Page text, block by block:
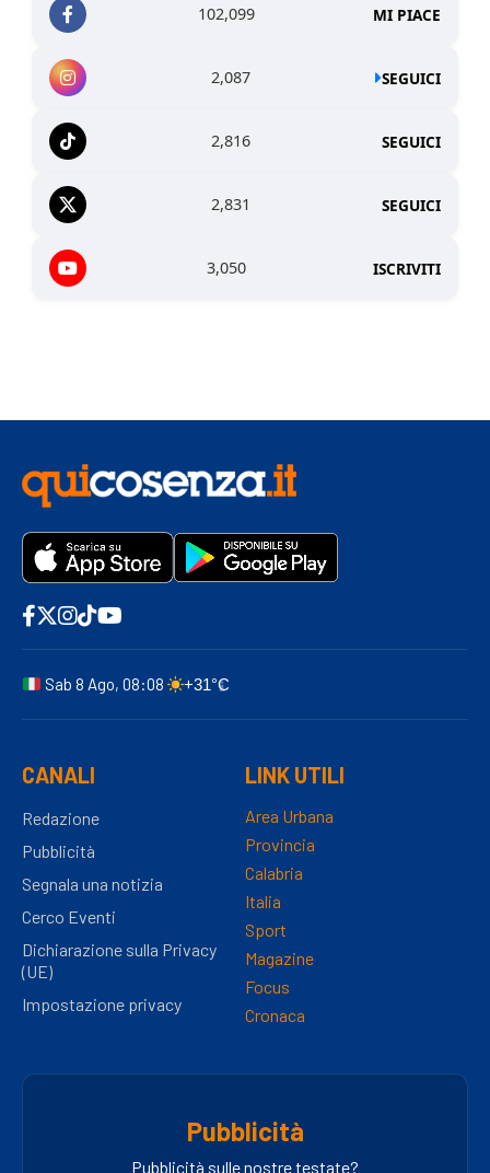
102,099 MI PIACE
2,087 SEGUICI
2,816 SEGUICI
2,831 SEGUICI
3,050 ISCRIVITI
Sab 8 Ago, 08:08 +31°C
CANALI
Redazione
Pubblicità
Segnala una notizia
Cerco Eventi
Dichiarazione sulla Privacy
(UE)
Impostazione privacy
LINK UTILI
Area Urbana
Provincia
Calabria
Italia
Sport
Magazine
Focus
Cronaca
Pubblicità
Pubblicità sulle nostre testate?